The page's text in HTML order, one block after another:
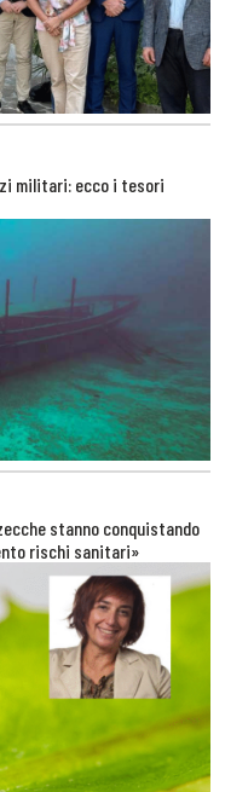
militari: ecco i tesori
stanno conquistando
rischi sanitari»